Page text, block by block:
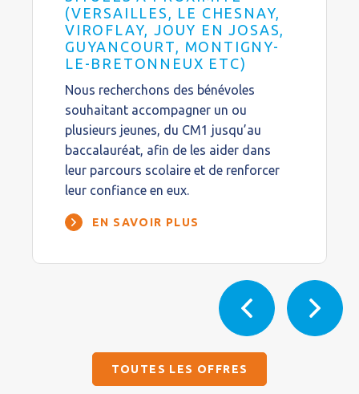
(VERSAILLES, LE CHESNAY,
VIROFLAY, JOUY EN JOSAS,
GUYANCOURT, MONTIGNY-
LE-BRETONNEUX ETC)
Nous recherchons des bénévoles
souhaitant accompagner un ou
plusieurs jeunes, du CM1 jusqu’au
baccalauréat, afin de les aider dans
leur parcours scolaire et de renforcer
leur confiance en eux.
EN SAVOIR PLUS
TOUTES LES OFFRES